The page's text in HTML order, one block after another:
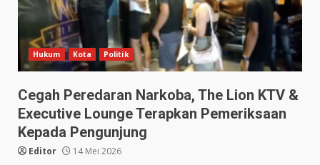
Hukum Kota Politik
Cegah Peredaran Narkoba, The Lion KTV &
Executive Lounge Terapkan Pemeriksaan
Kepada Pengunjung
Editor 14 Mei 2026